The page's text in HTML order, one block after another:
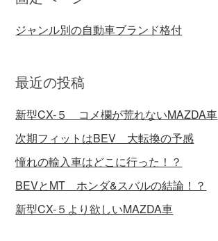
ジャンル別の自動車ブランド格付
最近の投稿
新型CX-５ コメ欄が荒れないMAZDA車
次期フィットはBEV 大転換の予感
憧れの輸入車はどこに行った！？
BEVとMT ホンダ&スバルの結論！？
新型CX-５より欲しいMAZDA車